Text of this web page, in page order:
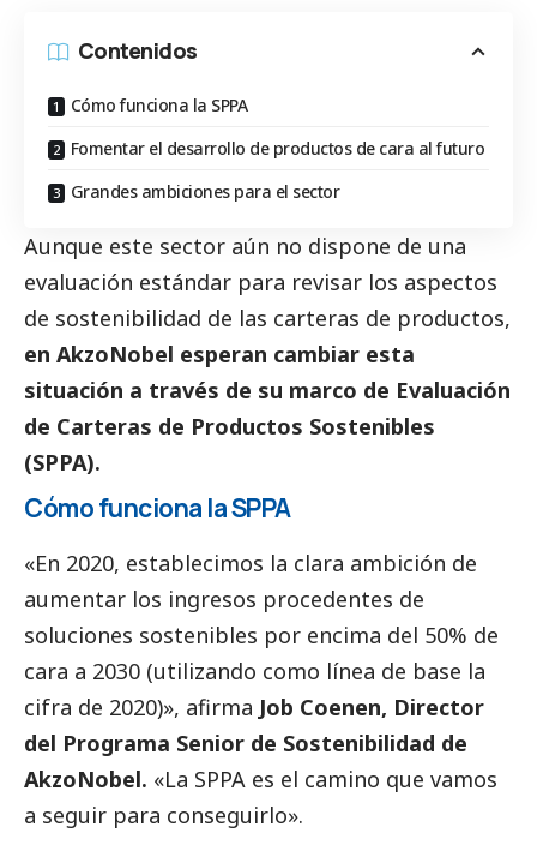
Contenidos
Cómo funciona la SPPA
Fomentar el desarrollo de productos de cara al futuro
Grandes ambiciones para el sector
Aunque este sector aún no dispone de una
evaluación estándar para revisar los aspectos
de sostenibilidad de las carteras de productos,
en AkzoNobel esperan cambiar esta
situación a través de su marco de Evaluación
de Carteras de Productos Sostenibles
(SPPA).
Cómo funciona la SPPA
«En 2020, establecimos la clara ambición de
aumentar los ingresos procedentes de
soluciones sostenibles por encima del 50% de
cara a 2030 (utilizando como línea de base la
cifra de 2020)», afirma Job Coenen, Director
del Programa Senior de Sostenibilidad de
AkzoNobel. «La SPPA es el camino que vamos
a seguir para conseguirlo».